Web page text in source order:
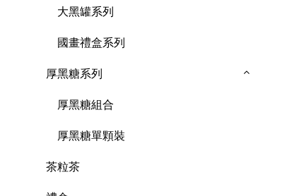
大黑罐系列
國畫禮盒系列
厚黑糖系列
厚黑糖組合
厚黑糖單顆裝
茶粒茶